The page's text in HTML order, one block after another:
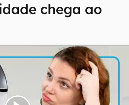
chega ao